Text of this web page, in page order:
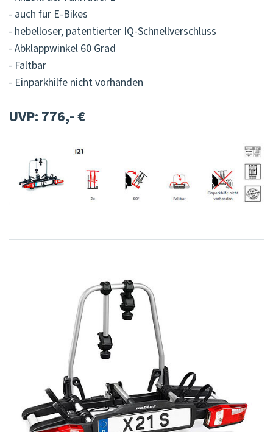
- auch für E-Bikes
- hebelloser, patentierter IQ-Schnellverschluss
- Abklappwinkel 60 Grad
- Faltbar
- Einparkhilfe nicht vorhanden
UVP: 776,- €